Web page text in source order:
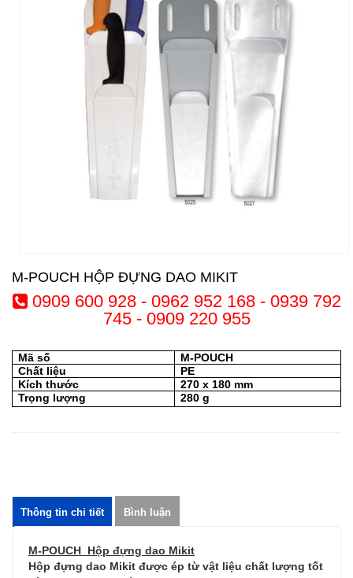
M-POUCH HỘP ĐỰNG DAO MIKIT
0909 600 928 - 0962 952 168 - 0939 792
745 - 0909 220 955
Mã số
M-POUCH
Chất liệu
PE
Kích thước
270 x 180 mm
Trọng lượng
280 g
Thông tin chi tiết Bình luận
M-POUCH Hộp đựng dao Mikit
Hộp đựng dao Mikit được ép từ vật liệu chất lượng tốt